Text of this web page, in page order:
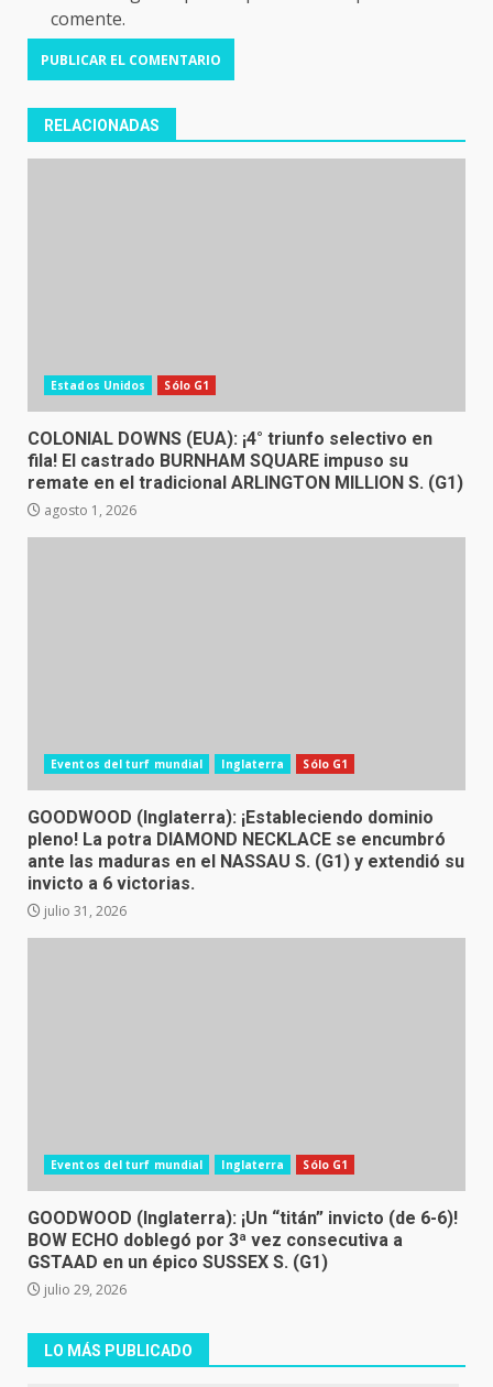
comente.
RELACIONADAS
Estados Unidos Sólo G1
COLONIAL DOWNS (EUA): ¡4° triunfo selectivo en
fila! El castrado BURNHAM SQUARE impuso su
remate en el tradicional ARLINGTON MILLION S. (G1)
agosto 1, 2026
Eventos del turf mundial Inglaterra Sólo G1
GOODWOOD (Inglaterra): ¡Estableciendo dominio
pleno! La potra DIAMOND NECKLACE se encumbró
ante las maduras en el NASSAU S. (G1) y extendió su
invicto a 6 victorias.
julio 31, 2026
Eventos del turf mundial Inglaterra Sólo G1
GOODWOOD (Inglaterra): ¡Un “titán” invicto (de 6-6)!
BOW ECHO doblegó por 3ª vez consecutiva a
GSTAAD en un épico SUSSEX S. (G1)
julio 29, 2026
LO MÁS PUBLICADO